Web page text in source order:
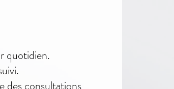
quotidien.
des consultations